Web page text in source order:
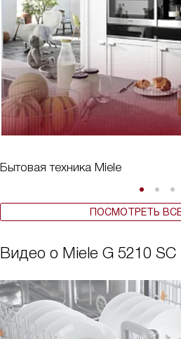
Бытовая техника Miele
ПОСМОТРЕТЬ
Видео о Miele G 5210 SC